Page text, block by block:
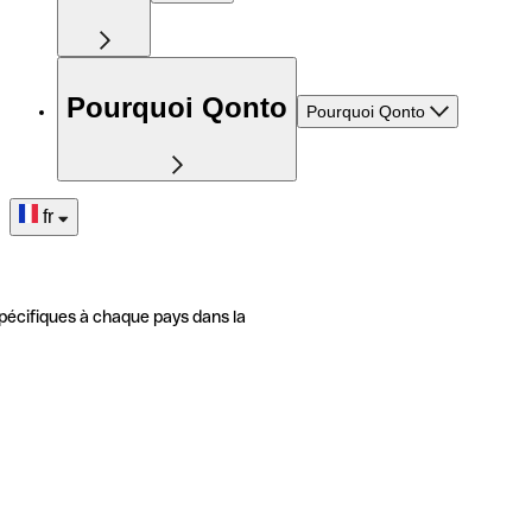
Pourquoi Qonto Pourquoi Qonto
fr
à chaque pays dans la